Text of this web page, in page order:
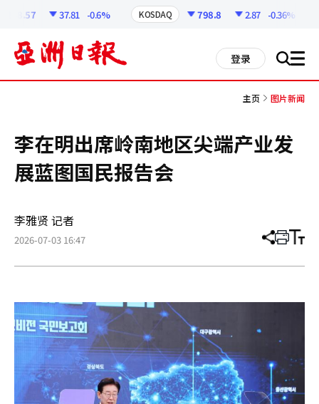
37.81 -0.6% KOSDAQ 798.8 2.87 -0.36%
登录 搜 all
主页 图片新闻
李在明出席岭南地区尖端产业发
展蓝图国民报告会
李雅贤 记者
2026-07-03 16:47 分
章
打 调
小